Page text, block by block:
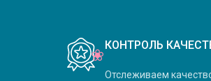
КОНТРОЛЬ
Отслеживаем